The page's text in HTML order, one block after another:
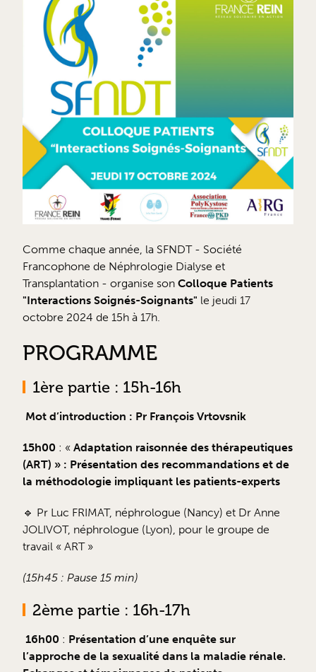
Comme chaque année, la SFNDT - Société
Francophone de Néphrologie Dialyse et
Transplantation - organise son Colloque Patients
"Interactions Soignés-Soignants" le jeudi 17
octobre 2024 de 15h à 17h.
PROGRAMME
1ère partie : 15h-16h
Mot d’introduction : Pr François Vrtovsnik
15h00 : « Adaptation raisonnée des thérapeutiques
(ART) » : Présentation des recommandations et de
la méthodologie impliquant les patients-experts
🔹 Pr Luc FRIMAT, néphrologue (Nancy) et Dr Anne
JOLIVOT, néphrologue (Lyon), pour le groupe de
travail « ART »
(15h45 : Pause 15 min)
2ème partie : 16h-17h
16h00 : Présentation d’une enquête sur
l’approche de la sexualité dans la maladie rénale.